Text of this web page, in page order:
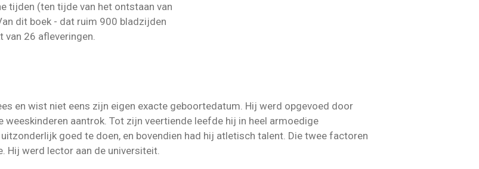
tijden (ten tijde van het ontstaan van
dit boek - dat ruim 900 bladzijden
van 26 afleveringen.
en wist niet eens zijn eigen exacte geboortedatum. Hij werd opgevoed door
weeskinderen aantrok. Tot zijn veertiende leefde hij in heel armoedige
goed te doen, en bovendien had hij atletisch talent. Die twee factoren
Hij werd lector aan de universiteit.